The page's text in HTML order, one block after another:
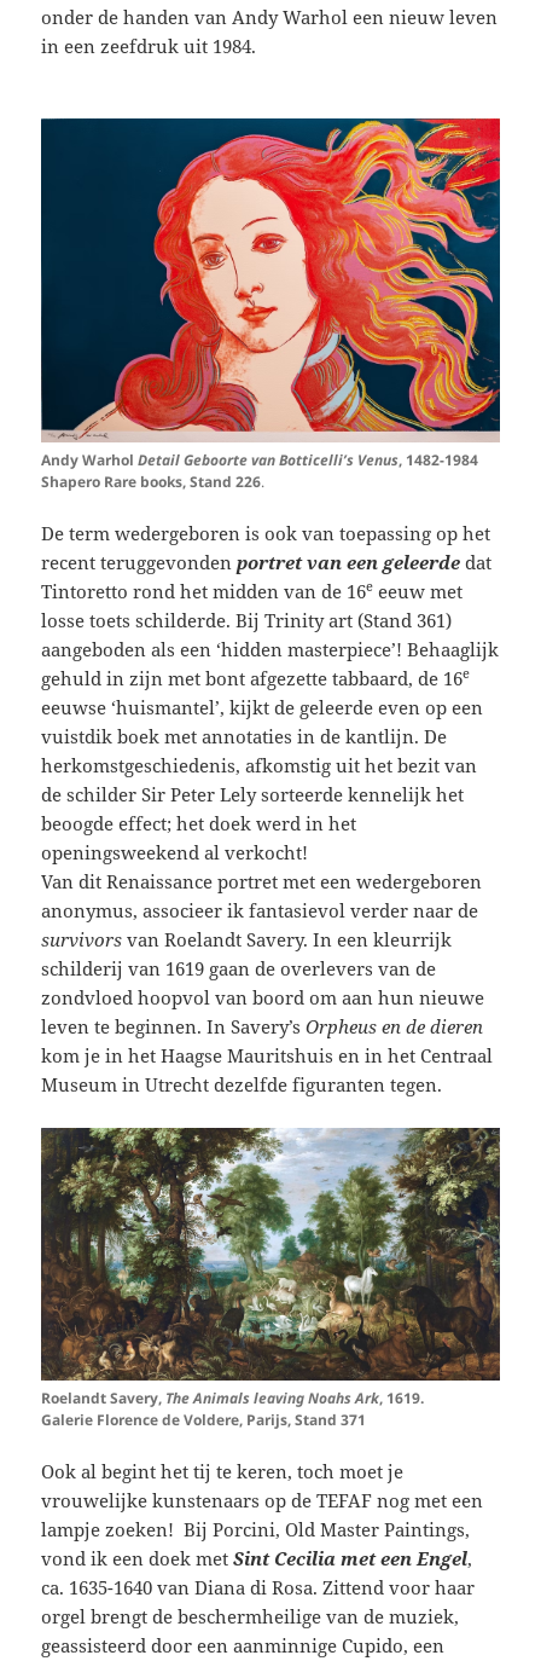
onder de handen van Andy Warhol een nieuw leven
in een zeefdruk uit 1984.
Andy WarholDetail Geboorte van Botticelli’s Venus, 1482-1984
Shapero Rare books, Stand 226.
De term wedergeboren is ook van toepassing op het
recent teruggevondenportret van een geleerdedat
Tintoretto rond het midden van de 16e eeuw met
losse toets schilderde. Bij Trinity art (Stand 361)
aangeboden als een ‘hidden masterpiece’! Behaaglijk
gehuld in zijn met bont afgezette tabbaard, de 16e
eeuwse ‘huismantel’, kijkt de geleerde even op een
vuistdik boek met annotaties in de kantlijn. De
herkomstgeschiedenis, afkomstig uit het bezit van
de schilder Sir Peter Lely sorteerde kennelijk het
beoogde effect; het doek werd in het
openingsweekend al verkocht!
Van dit Renaissance portret met een wedergeboren
anonymus, associeer ik fantasievol verder naar de
survivorsvan Roelandt Savery. In een kleurrijk
schilderij van 1619 gaan de overlevers van de
zondvloed hoopvol van boord om aan hun nieuwe
leven te beginnen. In Savery’sOrpheus en de dieren
kom je in het Haagse Mauritshuis en in het Centraal
Museum in Utrecht dezelfde figuranten tegen.
Roelandt Savery, The Animals leaving Noahs Ark, 1619.
Galerie Florence de Voldere, Parijs, Stand 371
Ook al begint het tij te keren, toch moet je
vrouwelijke kunstenaars op de TEFAF nog met een
lampje zoeken! Bij Porcini, Old Master Paintings,
vond ik een doek metSint Cecilia met een Engel,
ca. 1635-1640 van Diana di Rosa. Zittend voor haar
orgel brengt de beschermheilige van de muziek,
geassisteerd door een aanminnige Cupido, een